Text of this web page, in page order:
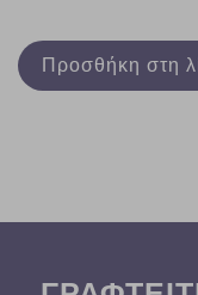
Προσθήκη στη